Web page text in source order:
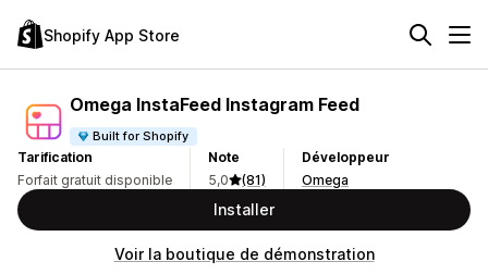
Shopify App Store
Omega InstaFeed Instagram Feed
Built for Shopify
Tarification
Forfait gratuit disponible
Note
5,0
(81)
Développeur
Omega
Installer
Voir la boutique de démonstration